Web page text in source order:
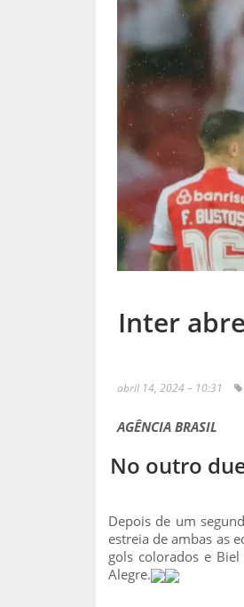
Inter
abril 14, 2024 – 10:31
AGÊNCIA BRASIL
No outro
Depois de um
estreia de ambas as
gols colorados e
Alegre.